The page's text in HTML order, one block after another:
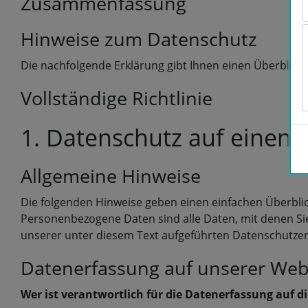
Hinweise zum Datenschutz
Die nachfolgende Erklärung gibt Ihnen einen
Vollständige Richtlinie
1. Datenschutz auf einen
Allgemeine Hinweise
Die folgenden Hinweise geben einen einfachen
Personenbezogene Daten sind alle Daten, mit denen
unserer unter diesem Text aufgeführten
Datenerfassung auf unserer
Wer ist verantwortlich für die Datenerfassung auf